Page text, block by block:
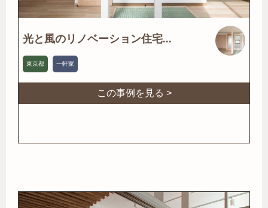
光と風のリノベーション住宅...
東京都 一軒家
この事例を見る >